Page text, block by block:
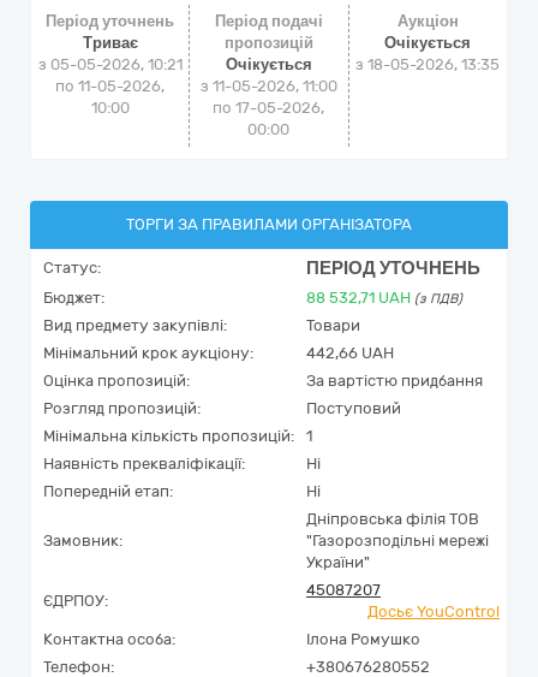
Період уточнень
Триває
з 05-05-2026, 10:21
по 11-05-2026,
10:00
Період подачі
пропозицій
Очікується
з 11-05-2026, 11:00
по 17-05-2026,
00:00
Аукціон
Очікується
з18-05-2026, 13:35
ТОРГИ ЗА ПРАВИЛАМИ ОРГАНІЗАТОРА
Статус: ПЕРІОД УТОЧНЕНЬ
Бюджет: 88 532,71 UAH (з ПДВ)
Вид предмету закупівлі:
Товари
Мінімальний крок аукціону:
442,66 UAH
Оцінка пропозицій:
За вартістю придбання
Розгляд пропозицій:
Поступовий
Мінімальна кількість пропозицій:
1
Наявність прекваліфікації:
Ні
Попередній етап:
Ні
Замовник:
Дніпровська філія ТОВ
"Газорозподільні мережі
України"
ЄДРПОУ:
45087207
Досьє YouControl
Контактна особа:
Ілона Ромушко
Телефон:
+380676280552